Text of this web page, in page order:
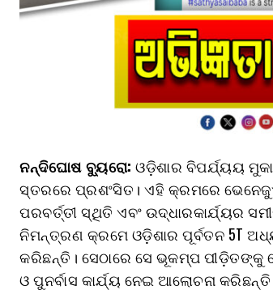
ନନ୍ଦିଘୋଷ ବ୍ୟୁରୋ: ଓଡ଼ିଶାର ବିପର୍ଯ୍ୟୟ
ସ୍ତରରେ ପ୍ରଶଂସିତ। ଏହି କ୍ରମରେ
ପରବର୍ତ୍ତୀ ସ୍ଥିତି ଏବଂ ଉଦ୍ଧାରକାର୍ଯ୍ୟର
ନିମନ୍ତ୍ରଣ କ୍ରମେ ଓଡ଼ିଶାର ପୂର୍ବତନ 5T
କରିଛନ୍ତି। ସେଠାରେ ସେ ଭୂକମ୍ପ ପୀଡ଼ିତଙ୍କୁ
ଓ ପୁନର୍ବାସ କାର୍ଯ୍ୟ ନେଇ ଆଲୋଚନା